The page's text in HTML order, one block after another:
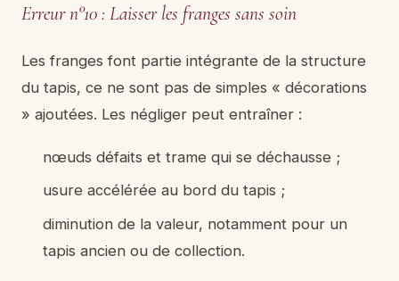
Erreur n°10 : Laisser les franges sans soin
Les franges font partie intégrante de la structure
du tapis, ce ne sont pas de simples « décorations
» ajoutées. Les négliger peut entraîner :
nœuds défaits et trame qui se déchausse ;
usure accélérée au bord du tapis ;
diminution de la valeur, notamment pour un
tapis ancien ou de collection.